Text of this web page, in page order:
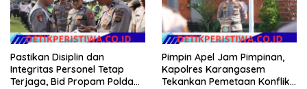
Pastikan Disiplin dan
Integritas Personel Tetap
Terjaga, Bid Propam Polda
Pimpin Apel Jam Pimpinan,
Kapolres Karangasem
Tekankan Pemetaan Konflik